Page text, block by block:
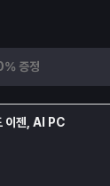
증정
이젠, AI PC